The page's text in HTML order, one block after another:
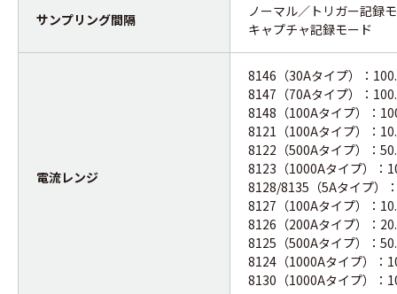
サンプリング間隔
ノーマル／トリガー記録
キャプチャ記録モード
電流レンジ
8146（30Aタイプ）：
8147（70Aタイプ）：
8148（100Aタイプ）：
8121（100Aタイプ）：
8122（500Aタイプ）：
8123（1000Aタイプ）：
8128/8135（5Aタイプ）
8127（100Aタイプ）：
8126（200Aタイプ）：
8125（500Aタイプ）：
8124（1000Aタイプ）：
8130（1000Aタイプ）：